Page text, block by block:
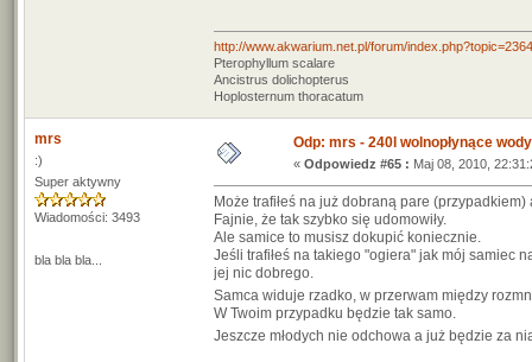
http://www.akwarium.net.pl/forum/
Pterophyllum scalare
Ancistrus dolichopterus
Hoplosternum thoracatum
mrs
:)
Super aktywny
Wiadomości: 3493
bla bla bla...
Odp: mrs - 240l wolnopłynące
« Odpowiedz #65 : Maj 08, 2010,
Może trafiłeś na już dobraną pare
Fajnie, że tak szybko się udomowiły.
Ale samice to musisz dokupić koniecznie.
Jeśli trafiłeś na takiego "ogiera" jak mój samiec
jej nic dobrego.
Samca widuje rzadko, w przerwam między
W Twoim przypadku będzie tak samo.
Jeszcze młodych nie odchowa a już będzie za